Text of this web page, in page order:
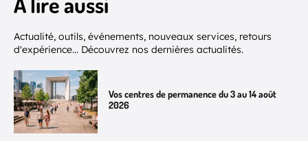
Actualité, outils, événements, nouveaux services, retours
d'expérience... Découvrez nos dernières actualités.
Vos centres de permanence du 3 au 14 août
2026